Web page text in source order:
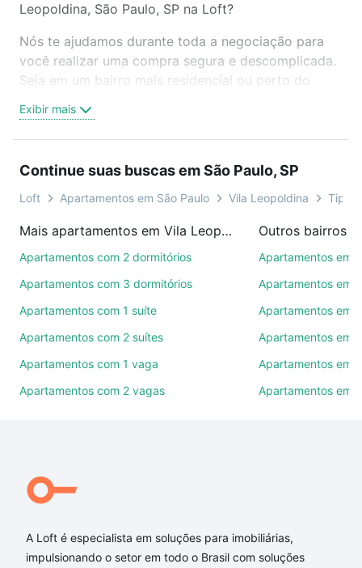
Leopoldina, São Paulo, SP na Loft?
Nós te ajudamos durante toda a negociação para
você realizar uma compra segura e descomplicada.
Seja em um bairro mais residencial ou perto do
oferta ideal de Apartamentos à venda em Vila
Leopoldina, São Paulo, SP para conquistar seu
videochamada, é grátis, sem compromisso e você
ainda conta com mais de 46 mil corretores e
de imóveis.
Como escolher um imóvel?
ruas, bairros e até condomínios favoritos. Você
também pode usar os filtros como quantidade de
quartos, suítes, com ou sem vaga de garagem para
comodidades, como piscina, academia, salão de
Qual o preço de Apartamentos à venda em Vila
Leopoldina, São Paulo, SP?
Aqui na Loft temos a oferta ideal para você, com
Apartamentos à venda em Vila Leopoldina, São
Exibir mais
Continue suas buscas em São Paulo, SP
Loft Apartamentos em São Paulo Vila Leopoldina Tipo
Mais apartamentos em Vila Leopoldina
Apartamentos com 2 dormitórios
Apartamentos com 3 dormitórios
Apartamentos com 1 suíte
Apartamentos com 2 suítes
Apartamentos com 1 vaga
Apartamentos com 2 vagas
Outros bairros
Apartamentos em
Apartamentos em
Apartamentos em
Apartamentos em
Apartamentos em
Apartamentos em
A Loft é especialista em soluções para imobiliárias,
impulsionando o setor em todo o Brasil com soluções